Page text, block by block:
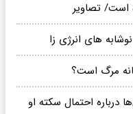
است/ تصاویر
های انرژی زا
مرگ است؟
درباره احتمال سکته او